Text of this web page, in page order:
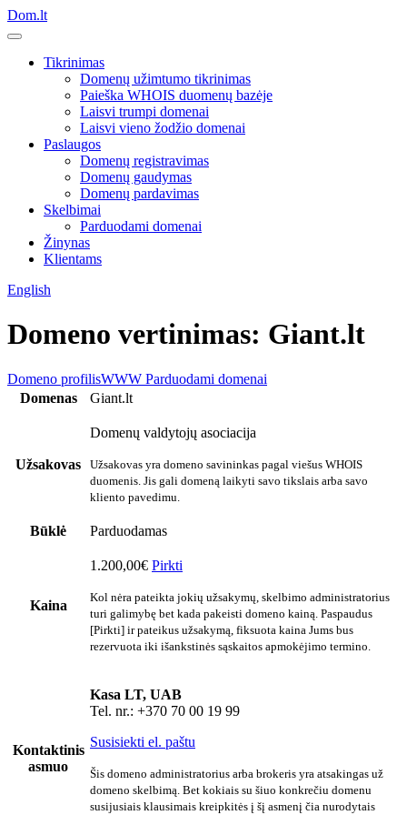
Dom.lt
Tikrinimas
Domenų užimtumo tikrinimas
Paieška WHOIS duomenų bazėje
Laisvi trumpi domenai
Laisvi vieno žodžio domenai
Paslaugos
Domenų registravimas
Domenų gaudymas
Domenų pardavimas
Skelbimai
Parduodami domenai
Žinynas
Klientams
English
Domeno vertinimas: Giant.lt
Domeno profilisWWW Parduodami domenai
Domenas
Giant.lt
Užsakovas
Domenų valdytojų asociacija
Užsakovas yra domeno savininkas pagal viešus WHOIS
duomenis. Jis gali domeną laikyti savo tikslais arba savo
kliento pavedimu.
Būklė Parduodamas
Kaina
1.200,00€ Pirkti
Kol nėra pateikta jokių užsakymų, skelbimo administratorius
turi galimybę bet kada pakeisti domeno kainą. Paspaudus
[Pirkti] ir pateikus užsakymą, fiksuota kaina Jums bus
rezervuota iki išankstinės sąskaitos apmokėjimo termino.
Kontaktinis
asmuo
Kasa LT, UAB
Tel. nr.: +370 70 00 19 99
Susisiekti el. paštu
Šis domeno administratorius arba brokeris yra atsakingas už
domeno skelbimą. Bet kokiais su šiuo konkrečiu domenu
susijusiais klausimais kreipkitės į šį asmenį čia nurodytais